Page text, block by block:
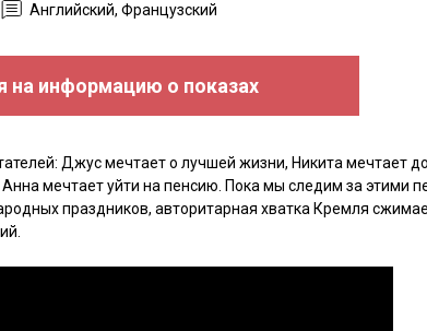
Английский, Французский
на информацию о показах
Джус мечтает о лучшей жизни, Никита мечтает
мечтает уйти на пенсию. Пока мы следим за этими
праздников, авторитарная хватка Кремля